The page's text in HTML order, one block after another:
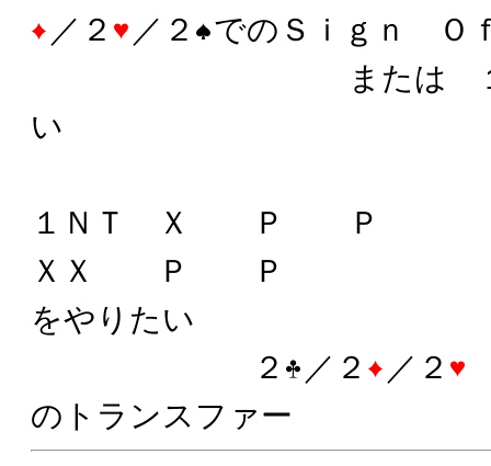
／２
／２
でのＳｉｇｎ Ｏ
または １ＮＴＸ
い
１ＮＴ Ｘ Ｐ Ｐ
ＸＸ Ｐ Ｐ
をやりたい
２
／２ ／２
のトランスファー